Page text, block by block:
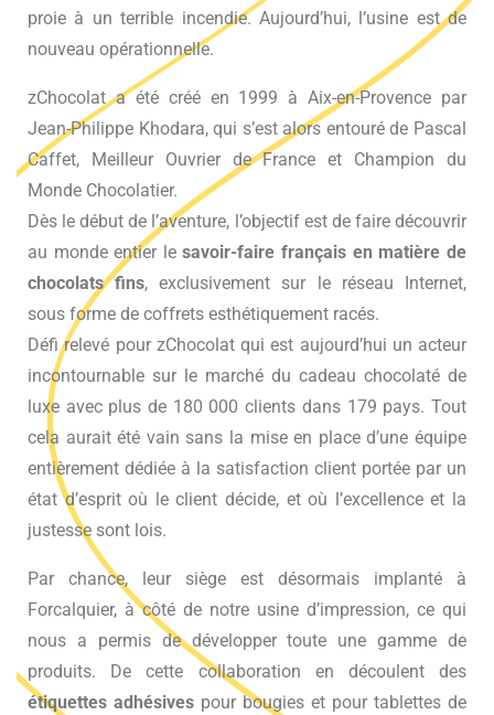
proie à un terrible incendie. Aujourd’hui, l’usine est de
nouveau opérationnelle.
zChocolat a été créé en 1999 à Aix-en-Provence par
Jean-Philippe Khodara, qui s’est alors entouré de Pascal
Caffet, Meilleur Ouvrier de France et Champion du
Monde Chocolatier.
Dès le début de l’aventure, l’objectif est de faire découvrir
au monde entier le savoir-faire français en matière de
chocolats fins, exclusivement sur le réseau Internet,
sous forme de coffrets esthétiquement racés.
Défi relevé pour zChocolat qui est aujourd’hui un acteur
incontournable sur le marché du cadeau chocolaté de
luxe avec plus de 180 000 clients dans 179 pays. Tout
cela aurait été vain sans la mise en place d’une équipe
entièrement dédiée à la satisfaction client portée par un
état d’esprit où le client décide, et où l’excellence et la
justesse sont lois.
Par chance, leur siège est désormais implanté à
Forcalquier, à côté de notre usine d’impression, ce qui
nous a permis de développer toute une gamme de
produits. De cette collaboration en découlent des
étiquettes adhésives pour bougies et pour tablettes de